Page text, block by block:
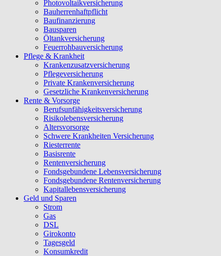
Photovoltaikversicherung
Bauherrenhaftpflicht
Baufinanzierung
Bausparen
Öltankversicherung
Feuerrohbauversicherung
Pflege & Krankheit
Krankenzusatzversicherung
Pflegeversicherung
Private Krankenversicherung
Gesetzliche Krankenversicherung
Rente & Vorsorge
Berufs­unfähigkeitsversicherung
Risikolebensversicherung
Altersvorsorge
Schwere Krankheiten Versicherung
Riesterrente
Basisrente
Rentenversicherung
Fondsgebundene Lebensversicherung
Fondsgebundene Rentenversicherung
Kapitallebensversicherung
Geld und Sparen
Strom
Gas
DSL
Girokonto
Tagesgeld
Konsumkredit